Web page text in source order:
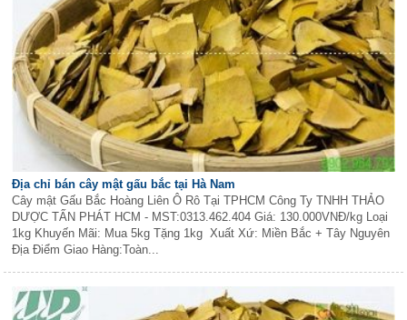
Địa chỉ bán cây mật gấu bắc tại Hà Nam
Cây mật Gấu Bắc Hoàng Liên Ô Rô Tại TPHCM Công Ty TNHH THẢO
DƯỢC TẤN PHÁT HCM - MST:0313.462.404 Giá: 130.000VNĐ/kg Loại
1kg Khuyến Mãi: Mua 5kg Tặng 1kg Xuất Xứ: Miền Bắc + Tây Nguyên
Địa Điểm Giao Hàng:Toàn...